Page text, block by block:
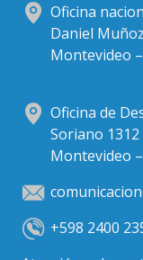
Oficina
Daniel
Montevideo
Oficina de
Soriano 1312
Montevideo
+598 2400